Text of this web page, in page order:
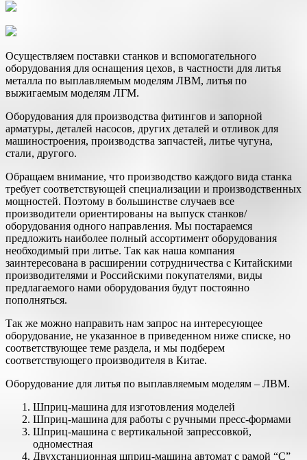
Осуществляем поставки станков и вспомогательного
оборудования для оснащения цехов, в частности для литья
металла по выплавляемым моделям ЛВМ, литья по
выжигаемым моделям ЛГМ.
Оборудования для производства фитингов и запорной
арматуры, деталей насосов, других деталей и отливок для
машиностроения, производства запчастей, литье чугуна,
стали, другого.
Обращаем внимание, что производство каждого вида станка
требует соответствующей специализации и производственных
мощностей. Поэтому в большинстве случаев все
производители ориентированы на выпуск станков/
оборудования одного направления. Мы постараемся
предложить наиболее полный ассортимент оборудования
необходимый при литье. Так как наша компания
заинтересована в расширении сотрудничества с Китайскими
производителями и Российскими покупателями, виды
предлагаемого нами оборудования будут постоянно
пополняться.
Так же можно направить нам запрос на интересующее
оборудование, не указанное в приведенном ниже списке, но
соответствующее теме раздела, и мы подберем
соответствующего производителя в Китае.
Оборудование для литья по выплавляемым моделям – ЛВМ.
Шприц-машина для изготовления моделей
Шприц-машина для работы с ручными пресс-формами
Шприц-машина с вертикальной запрессовкой,
одноместная
Двухстанционная шприц-машина автомат с рамой “С”